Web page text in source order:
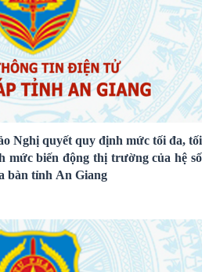
Nghị quyết quy định mức tối đa, tối
mức biến động thị trường của hệ số
bàn tỉnh An Giang